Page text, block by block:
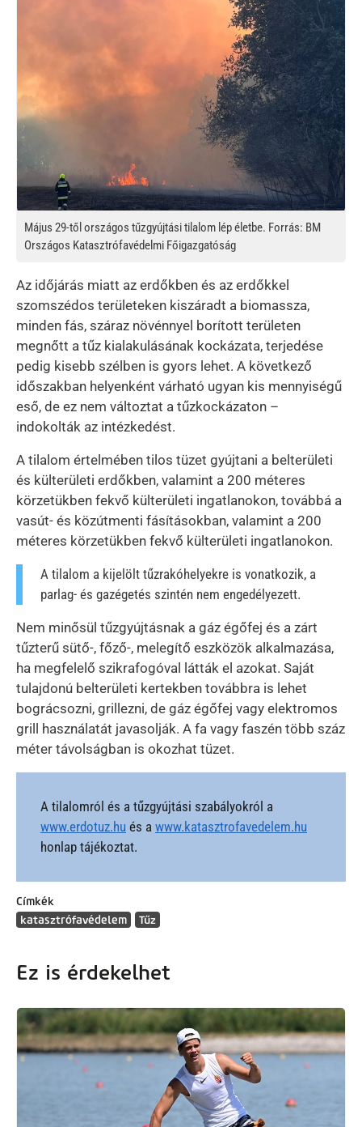
Május 29-től országos tűzgyújtási tilalom lép életbe. Forrás: BM
Országos Katasztrófavédelmi Főigazgatóság
Az időjárás miatt az erdőkben és az erdőkkel
szomszédos területeken kiszáradt a biomassza,
minden fás, száraz növénnyel borított területen
megnőtt a tűz kialakulásának kockázata, terjedése
pedig kisebb szélben is gyors lehet. A következő
időszakban helyenként várható ugyan kis mennyiségű
eső, de ez nem változtat a tűzkockázaton –
indokolták az intézkedést.
A tilalom értelmében tilos tüzet gyújtani a belterületi
és külterületi erdőkben, valamint a 200 méteres
körzetükben fekvő külterületi ingatlanokon, továbbá a
vasút- és közútmenti fásításokban, valamint a 200
méteres körzetükben fekvő külterületi ingatlanokon.
A tilalom a kijelölt tűzrakóhelyekre is vonatkozik, a
parlag- és gazégetés szintén nem engedélyezett.
Nem minősül tűzgyújtásnak a gáz égőfej és a zárt
tűzterű sütő-, főző-, melegítő eszközök alkalmazása,
ha megfelelő szikrafogóval látták el azokat. Saját
tulajdonú belterületi kertekben továbbra is lehet
bográcsozni, grillezni, de gáz égőfej vagy elektromos
grill használatát javasolják. A fa vagy faszén több száz
méter távolságban is okozhat tüzet.
A tilalomról és a tűzgyújtási szabályokról a
www.erdotuz.hu és a www.katasztrofavedelem.hu
honlap tájékoztat.
Címkék
katasztrófavédelem
Tűz
Ez is érdekelhet